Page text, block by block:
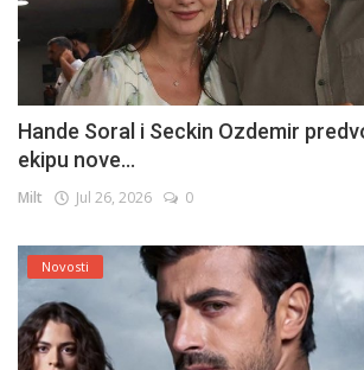
Hande Soral i Seckin Ozdemir
ekipu nove...
Milt Jul 26, 2026 0
Novosti